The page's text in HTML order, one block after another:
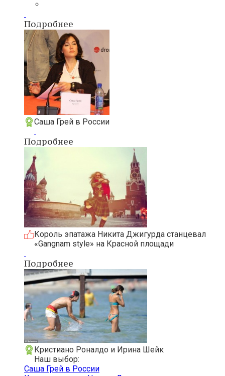
Подробнее
Саша Грей в России
Подробнее
Король эпатажа Никита Джигурда станцевал
«Gangnam style» на Красной площади
Подробнее
Кристиано Роналдо и Ирина Шейк
Наш выбор:
Саша Грей в России